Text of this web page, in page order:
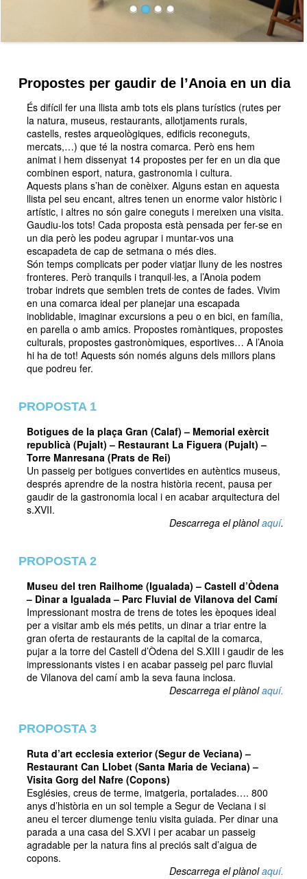
Propostes per gaudir de l’Anoia en un dia
És difícil fer una llista amb tots els plans turístics (rutes per
la natura, museus, restaurants, allotjaments rurals,
castells, restes arqueològiques, edificis reconeguts,
mercats,…) que té la nostra comarca. Però ens hem
animat i hem dissenyat 14 propostes per fer en un dia que
combinen esport, natura, gastronomia i cultura.
Aquests plans s’han de conèixer. Alguns estan en aquesta
llista pel seu encant, altres tenen un enorme valor històric i
artístic, i altres no són gaire coneguts i mereixen una visita.
Gaudiu-los tots! Cada proposta està pensada per fer-se en
un dia però les podeu agrupar i muntar-vos una
escapadeta de cap de setmana o més dies.
Són temps complicats per poder viatjar lluny de les nostres
fronteres. Però tranquils i tranquil·les, a l’Anoia podem
trobar indrets que semblen trets de contes de fades. Vivim
en una comarca ideal per planejar una escapada
inoblidable, imaginar excursions a peu o en bici, en família,
en parella o amb amics. Propostes romàntiques, propostes
culturals, propostes gastronòmiques, esportives… A l’Anoia
hi ha de tot! Aquests són només alguns dels millors plans
que podreu fer.
PROPOSTA 1
Botigues de la plaça Gran (Calaf) – Memorial exèrcit
republicà (Pujalt) – Restaurant La Figuera (Pujalt) –
Torre Manresana (Prats de Rei)
Un passeig per botigues convertides en autèntics museus,
després aprendre de la nostra història recent, pausa per
gaudir de la gastronomia local i en acabar arquitectura del
s.XVII.
Descarrega el plànolaquí.
PROPOSTA 2
Museu del tren Railhome (Igualada) – Castell d’Òdena
– Dinar a Igualada – Parc Fluvial de Vilanova del Camí
Impressionant mostra de trens de totes les èpoques ideal
per a visitar amb els més petits, un dinar a triar entre la
gran oferta de restaurants de la capital de la comarca,
pujar a la torre del Castell d’Òdena del S.XIII i gaudir de les
impressionants vistes i en acabar passeig pel parc fluvial
de Vilanova del camí amb la seva fauna inclosa.
Descarrega el plànolaquí.
PROPOSTA 3
Ruta d’art ecclesia exterior (Segur de Veciana) –
Restaurant Can Llobet (Santa Maria de Veciana) –
Visita Gorg del Nafre (Copons)
Esglésies, creus de terme, imatgeria, portalades…. 800
anys d’història en un sol temple a Segur de Veciana i si
aneu el tercer diumenge teniu visita guiada. Per dinar una
parada a una casa del S.XVI i per acabar un passeig
agradable per la natura fins al preciós salt d’aigua de
copons.
Descarrega el plànolaquí.